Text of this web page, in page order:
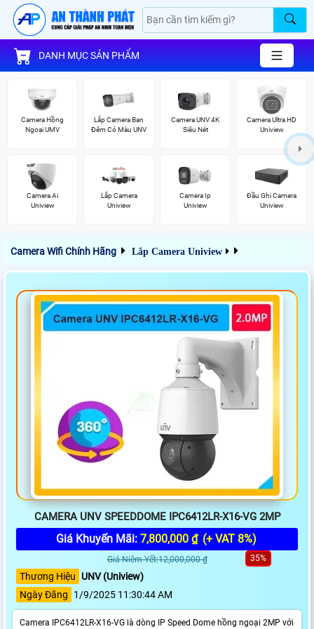
DANH MỤC SẢN PHẨM
Camera Hồng
Ngoại UMV
Lắp Camera Ban
Đêm Có Màu UNV
Camera UNV 4K
Siêu Nét
Camera Ultra HD
Uniview
Camera Ai
Uniview
Lắp Camera
Uniview
Camera Ip
Uniview
Đầu Ghi Camera
Uniview
Camera Wifi Chính Hãng Lắp Camera Uniview
CAMERA UNV SPEEDDOME IPC6412LR-X16-VG 2MP
Giá Khuyến Mãi: 7,800,000 ₫ (+ VAT 8%)
Giá Niêm Yết:12,000,000 ₫ 35%
Thương Hiệu
UNV (Uniview)
Ngày Đăng
1/9/2025 11:30:44 AM
Camera IPC6412LR-X16-VG là dòng IP Speed Dome hồng ngoại 2MP với